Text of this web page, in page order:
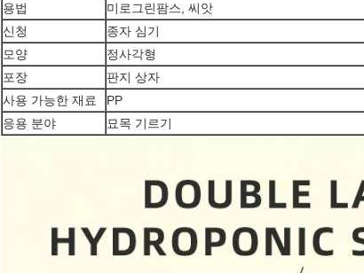
용법
미로그린팜스, 씨앗
신청
종자 심기
모양
정사각형
포장
판지 상자
사용 가능한 재료
PP
응용 분야
묘목 기르기